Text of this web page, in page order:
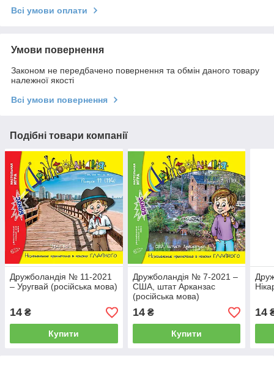
Всі умови оплати
Умови повернення
Законом не передбачено повернення та обмін даного товару
належної якості
Всі умови повернення
Подібні товари компанії
Дружболандія № 11-2021
– Уругвай (російська мова)
14 ₴
Купити
Дружболандія № 7-2021 –
США, штат Арканзас
(російська мова)
14₴
Купити
14